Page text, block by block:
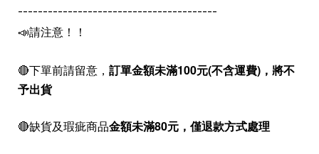
----------------------------------------
📣請注意！！
🔴下單前請留意， 訂單金額未滿100元(不含運費)， 將不
予出貨
🔴缺貨及瑕疵商品金額未滿80元，僅退款方式處理